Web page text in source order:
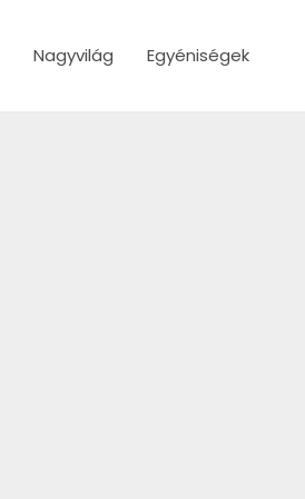
Nagyvilág Egyéniségek